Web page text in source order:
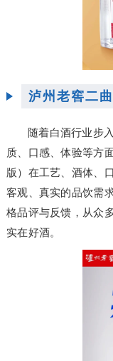
泸州老窖二曲
随着白酒行业步
质、口感、体验等方
版）在工艺、酒体、
客观、真实的品饮需
格品评与反馈，从众
实在好酒。